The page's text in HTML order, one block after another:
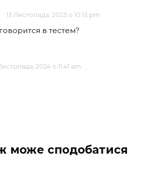
13 Листопада, 2023 о 10:13 pm
в тестем?
2024 о 11:41 am
може сподобатися